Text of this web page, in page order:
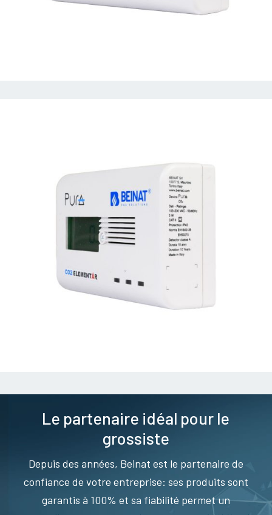
Le partenaire idéal pour le
grossiste
Depuis des années, Beinat est le partenaire de
confiance de votre entreprise: ses produits sont
garantis à 100% et sa fiabilité permet un